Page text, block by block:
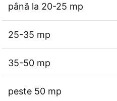
până la 20-25 mp
25-35 mp
35-50 mp
peste 50 mp